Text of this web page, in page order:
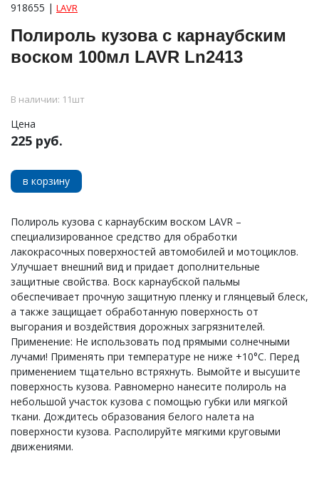
918655 | LAVR
Полироль кузова с карнаубским
воском 100мл LAVR Ln2413
В наличии: 11шт
Цена
225 руб.
в корзину
Полироль кузова с карнаубским воском LAVR –
специализированное средство для обработки
лакокрасочных поверхностей автомобилей и мотоциклов.
Улучшает внешний вид и придает дополнительные
защитные свойства. Воск карнаубской пальмы
обеспечивает прочную защитную пленку и глянцевый блеск,
а также защищает обработанную поверхность от
выгорания и воздействия дорожных загрязнителей.
Применение: Не использовать под прямыми солнечными
лучами! Применять при температуре не ниже +10°С. Перед
применением тщательно встряхнуть. Вымойте и высушите
поверхность кузова. Равномерно нанесите полироль на
небольшой участок кузова с помощью губки или мягкой
ткани. Дождитесь образования белого налета на
поверхности кузова. Располируйте мягкими круговыми
движениями.